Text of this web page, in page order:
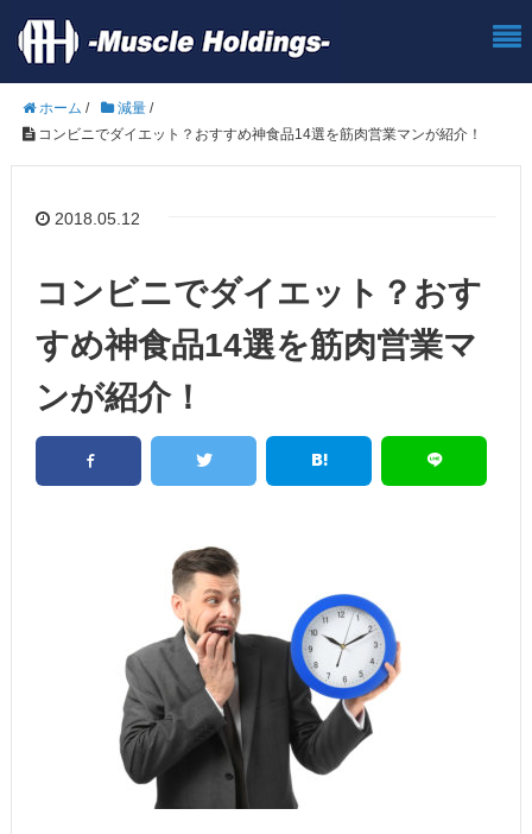
ホーム / 減量 /
コンビニでダイエット？おすすめ神食品14選を筋肉営業マンが紹介！
2018.05.12
コンビニでダイエット？おす
すめ神食品14選を筋肉営業マ
ンが紹介！